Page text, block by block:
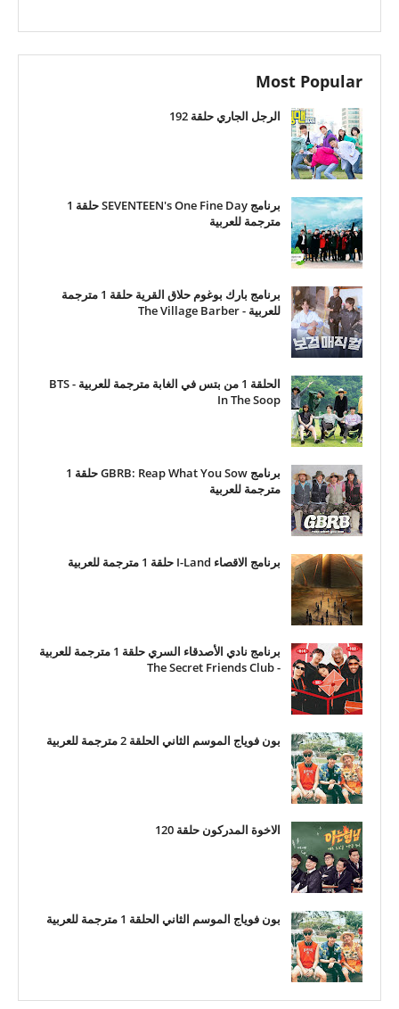
Most Popular
الرجل الجاري حلقة 192
برنامج SEVENTEEN's One Fine Day حلقة 1
مترجمة للعربية
برنامج بارك بوغوم حلاق القرية حلقة 1 مترجمة
للعربية - The Village Barber
الحلقة 1 من بتس في الغابة مترجمة للعربية - BTS
In The Soop
برنامج GBRB: Reap What You Sow حلقة 1
مترجمة للعربية
برنامج الاقصاء I-Land حلقة 1 مترجمة للعربية
برنامج نادي الأصدقاء السري حلقة 1 مترجمة للعربية
- The Secret Friends Club
بون فوياج الموسم الثاني الحلقة 2 مترجمة للعربية
الاخوة المدركون حلقة 120
بون فوياج الموسم الثاني الحلقة 1 مترجمة للعربية